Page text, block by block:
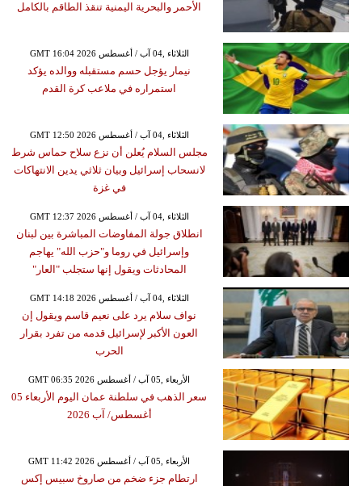
الأحمر والبحرية اليمنية تنقذ الطاقم بالكامل
GMT 16:04 2026 الثلاثاء ,04 آب / أغسطس
نيمار يؤجل حسم مستقبله ووالده يؤكد
استمراره في ملاعب كرة القدم
GMT 12:50 2026 الثلاثاء ,04 آب / أغسطس
مجلس السلام يُعلن أن نزع سلاح حماس شرط
لانسحاب إسرائيل وبيان ثلاثي يدين الانتهاكات
في غزة
GMT 12:37 2026 الثلاثاء ,04 آب / أغسطس
انطلاق جولة المفاوضات المباشرة بين لبنان
وإسرائيل في روما و"حزب الله" يهاجم
المحادثات ويقول إنها ستجلب "العار"
GMT 14:18 2026 الثلاثاء ,04 آب / أغسطس
نواف سلام يرد على نعيم قاسم ويقول إن
العون الأكبر لإسرائيل قدمه من تفرد بقرار
الحرب
GMT 06:35 2026 الأربعاء ,05 آب / أغسطس
سعر الذهب في سلطنة عمان اليوم الأربعاء 05
أغسطس/ آب 2026
GMT 11:42 2026 الأربعاء ,05 آب / أغسطس
ارتطام جزء ضخم من صاروخ سبيس إكس